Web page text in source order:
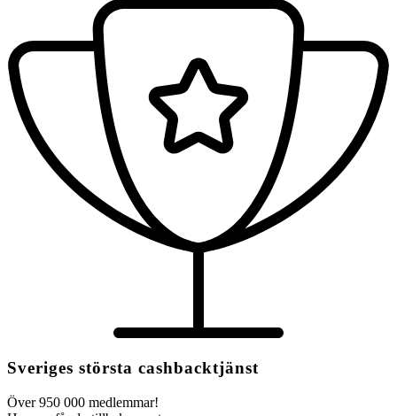
Sveriges största cashbacktjänst
Över 950 000 medlemmar!